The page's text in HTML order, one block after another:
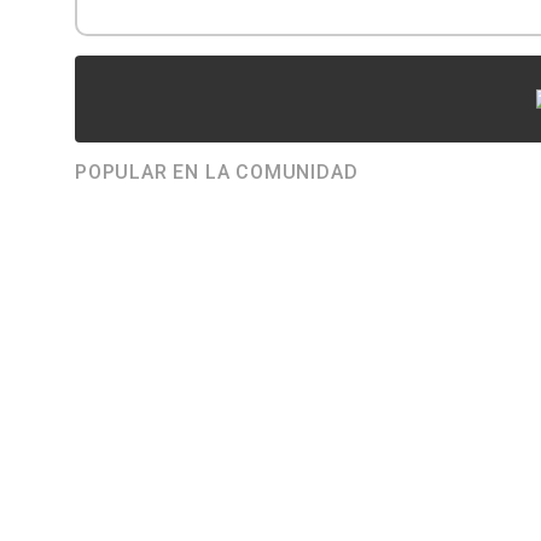
POPULAR EN LA COMUNIDAD